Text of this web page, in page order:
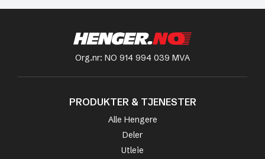
Org.nr: NO 914 994 039 MVA
PRODUKTER & TJENESTER
Alle Hengere
Deler
Utleie